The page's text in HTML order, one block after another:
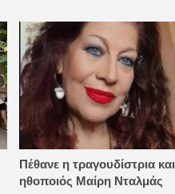
Πέθανε η τραγουδίστρια και
ηθοποιός Μαίρη Νταλμάς